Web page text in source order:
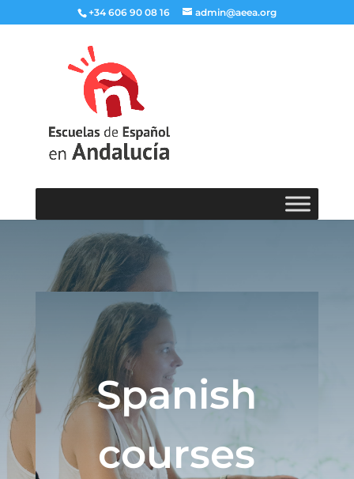
+34 606 90 08 16 admin@aeea.org
Spanish
courses